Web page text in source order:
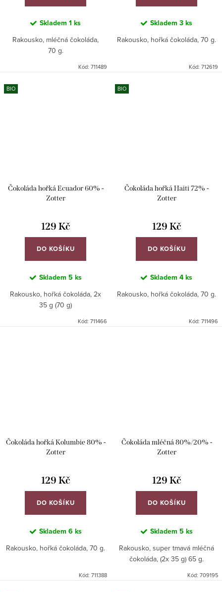
Skladem 1 ks
Rakousko, mléčná čokoláda,
70 g.
Kód: 711489
Skladem 3 ks
Rakousko, hořká čokoláda, 70 g.
Kód: 712619
BIO
Čokoláda hořká Ecuador 60% -
Zotter
129 Kč
DO KOŠÍKU
Skladem 5 ks
Rakousko, hořká čokoláda, 2x
35 g (70 g)
Kód: 711466
BIO
Čokoláda hořká Haiti 72% -
Zotter
129 Kč
DO KOŠÍKU
Skladem 4 ks
Rakousko, hořká čokoláda, 70 g.
Kód: 711496
Čokoláda hořká Kolumbie 80% -
Zotter
129 Kč
DO KOŠÍKU
Skladem 6 ks
Rakousko, hořká čokoláda, 70 g.
Kód: 711388
Čokoláda mléčná 80%/20% -
Zotter
129 Kč
DO KOŠÍKU
Skladem 5 ks
Rakousko, super tmavá mléčná
čokoláda, (2x 35 g) 65 g.
Kód: 709195